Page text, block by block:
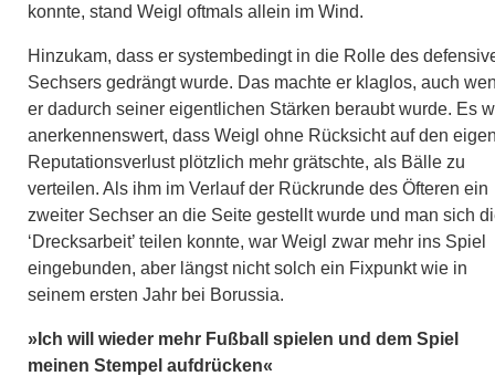
konnte, stand Weigl oftmals allein im Wind.
Hinzukam, dass er systembedingt in die Rolle des
Sechsers gedrängt wurde. Das machte er klaglos, auch
er dadurch seiner eigentlichen Stärken beraubt wurde. Es
anerkennenswert, dass Weigl ohne Rücksicht auf den
Reputationsverlust plötzlich mehr grätschte, als Bälle zu
verteilen. Als ihm im Verlauf der Rückrunde des Öfteren ein
zweiter Sechser an die Seite gestellt wurde und man sich
‘Drecksarbeit’ teilen konnte, war Weigl zwar mehr ins Spiel
eingebunden, aber längst nicht solch ein Fixpunkt wie in
seinem ersten Jahr bei Borussia.
»Ich will wieder mehr Fußball spielen und dem Spiel
meinen Stempel aufdrücken«